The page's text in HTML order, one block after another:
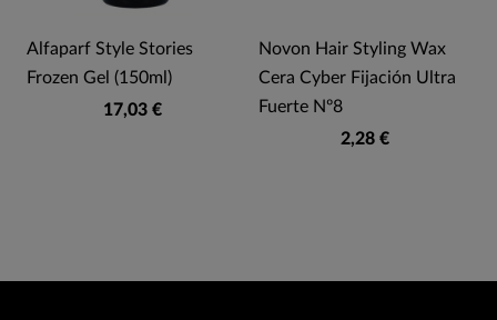
Alfaparf Style Stories
Frozen Gel (150ml)
17,03 €
Novon Hair Styling Wax
Cera Cyber Fijación Ultra
Fuerte Nº8
2,28 €